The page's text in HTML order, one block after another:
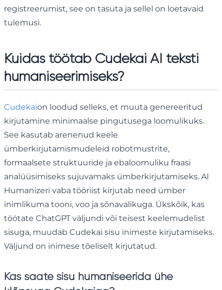
registreerumist, see on tasuta ja sellel on loetavaid
tulemusi.
Kuidas töötab Cudekai AI teksti
humaniseerimiseks?
Cudekaion loodud selleks, et muuta genereeritud
kirjutamine minimaalse pingutusega loomulikuks.
See kasutab arenenud keele
ümberkirjutamismudeleid robotmustrite,
formaalsete struktuuride ja ebaloomuliku fraasi
analüüsimiseks sujuvamaks ümberkirjutamiseks. AI
Humanizeri vaba tööriist kirjutab need ümber
inimlikuma tooni, voo ja sõnavalikuga. Ükskõik, kas
töötate ChatGPT väljundi või teisest keelemudelist
sisuga, muudab Cudekai sisu inimeste kirjutamiseks.
Väljund on inimese tõeliselt kirjutatud.
Kas saate sisu humaniseerida ühe